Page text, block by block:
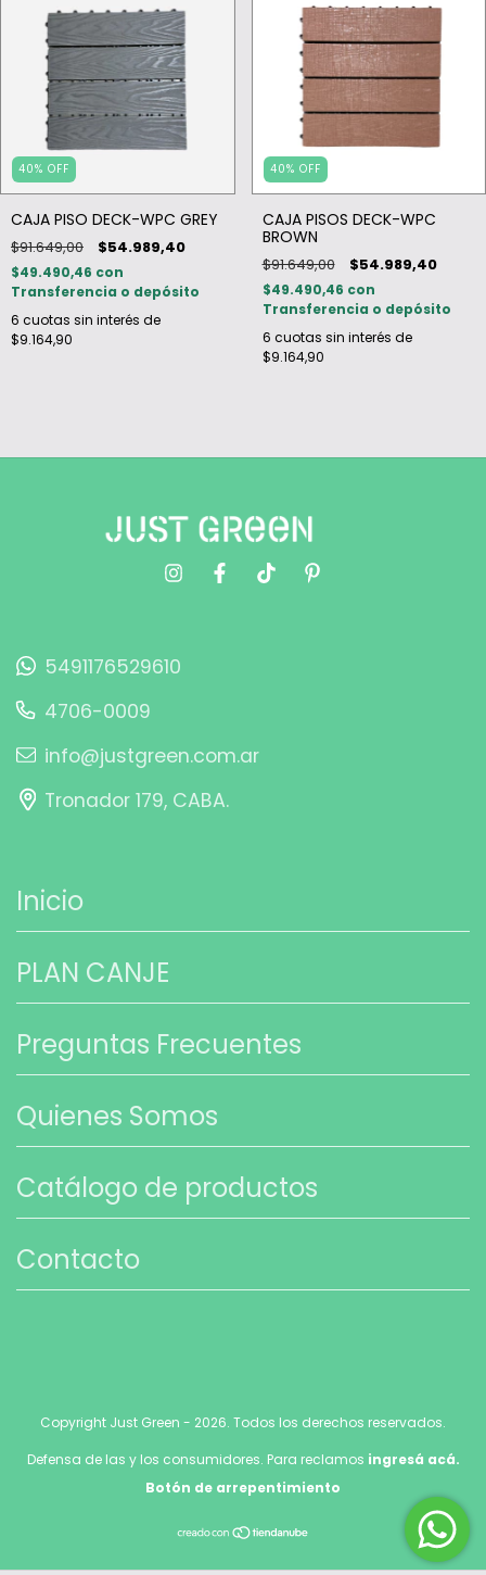
40% OFF
CAJA PISO DECK-WPC GREY
$91.649,00 $54.989,40
$49.490,46 con
Transferencia o depósito
6 cuotas sin interés de
$9.164,90
40% OFF
CAJA PISOS DECK-WPC
BROWN
$91.649,00 $54.989,40
$49.490,46 con
Transferencia o depósito
6 cuotas sin interés de
$9.164,90
5491176529610
4706-0009
info@justgreen.com.ar
Tronador 179, CABA.
Inicio
PLAN CANJE
Preguntas Frecuentes
Quienes Somos
Catálogo de productos
Contacto
Copyright Just Green - 2026. Todos los derechos reservados.
Defensa de las y los consumidores. Para reclamos ingresá acá.
Botón de arrepentimiento